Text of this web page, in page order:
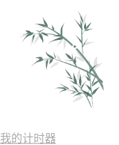
我的计时器